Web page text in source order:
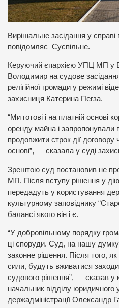
Вирішальне засідання у
повідомляє Суспільне.
Керуючий єпархією УПЦ МП у
Володимир на судове
релігійної громади у режимі
захисниця Катерина Пегза.
“Ми готові і на платній основі
оренду майна і
продовжити строк дії
основі”, — сказала у суді
Зрештою суд постановив не
МП. Після вступу рішення у
передадуть у користування
культурному заповіднику
балансі якого він і є.
“У добровільному порядку
ці споруди. Суд, на нашу
законне рішення. Після того,
сили, будуть вживатися
судового рішення”, — сказав у
начальник відділу юридичного
держадміністрації Олександр